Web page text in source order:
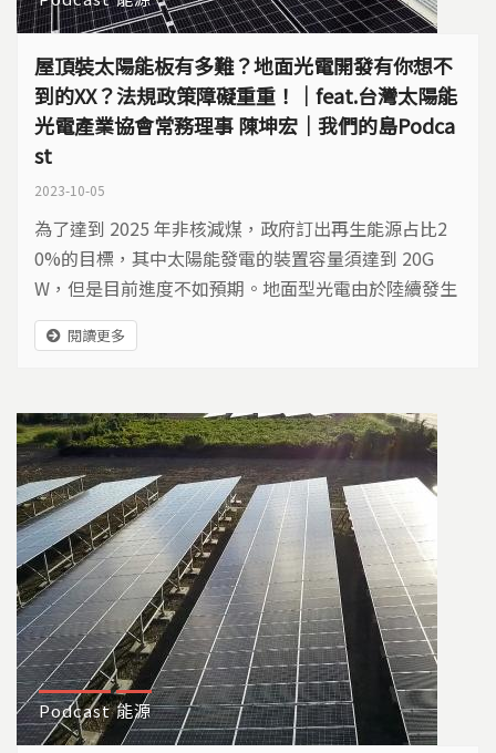
屋頂裝太陽能板有多難？地面光電開發有你想不
到的XX？法規政策障礙重重！｜feat.台灣太陽能
光電產業協會常務理事 陳坤宏｜我們的島Podca
st
2023-10-05
為了達到 2025 年非核減煤，政府訂出再生能源占比2
0%的目標，其中太陽能發電的裝置容量須達到 20G
W，但是目前進度不如預期。地面型光電由於陸續發生
與農漁業搶地，以及影響生態棲地的爭議，在不少區域
引發抗爭；而屋頂型光電的架設進度，也是相當緩慢。
閱讀更多
Podcast 能源